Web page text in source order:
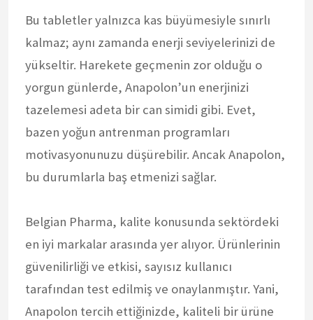
Bu tabletler yalnızca kas büyümesiyle sınırlı
kalmaz; aynı zamanda enerji seviyelerinizi de
yükseltir. Harekete geçmenin zor olduğu o
yorgun günlerde, Anapolon’un enerjinizi
tazelemesi adeta bir can simidi gibi. Evet,
bazen yoğun antrenman programları
motivasyonunuzu düşürebilir. Ancak Anapolon,
bu durumlarla baş etmenizi sağlar.
Belgian Pharma, kalite konusunda sektördeki
en iyi markalar arasında yer alıyor. Ürünlerinin
güvenilirliği ve etkisi, sayısız kullanıcı
tarafından test edilmiş ve onaylanmıştır. Yani,
Anapolon tercih ettiğinizde, kaliteli bir ürüne